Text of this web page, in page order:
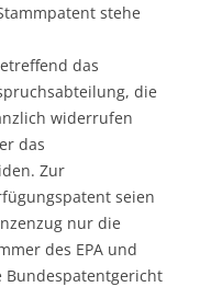
stehe
das
die
widerrufen
das
Zur
seien
nur die
des EPA und
Bundespatentgericht